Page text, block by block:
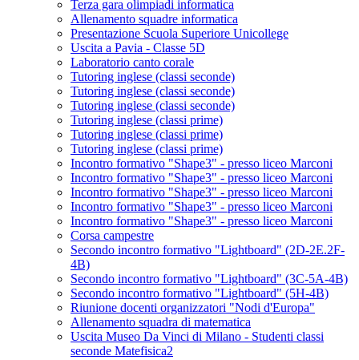
Terza gara olimpiadi informatica
Allenamento squadre informatica
Presentazione Scuola Superiore Unicollege
Uscita a Pavia - Classe 5D
Laboratorio canto corale
Tutoring inglese (classi seconde)
Tutoring inglese (classi seconde)
Tutoring inglese (classi seconde)
Tutoring inglese (classi prime)
Tutoring inglese (classi prime)
Tutoring inglese (classi prime)
Incontro formativo "Shape3" - presso liceo Marconi
Incontro formativo "Shape3" - presso liceo Marconi
Incontro formativo "Shape3" - presso liceo Marconi
Incontro formativo "Shape3" - presso liceo Marconi
Incontro formativo "Shape3" - presso liceo Marconi
Corsa campestre
Secondo incontro formativo "Lightboard" (2D-2E.2F-
4B)
Secondo incontro formativo "Lightboard" (3C-5A-4B)
Secondo incontro formativo "Lightboard" (5H-4B)
Riunione docenti organizzatori "Nodi d'Europa"
Allenamento squadra di matematica
Uscita Museo Da Vinci di Milano - Studenti classi
seconde Matefisica2